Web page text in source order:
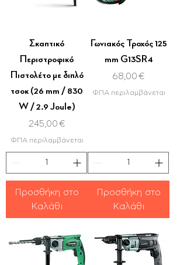
Σκαπτικό
Περιστροφικό
Πιστολέτο με διπλό
τσοκ (26 mm / 830
W / 2.9 Joule)
Τιμή
245,00 €
ΦΠΑ περιλαμβάνεται
Προσθήκη στο
Καλάθι
Γωνιακός Τροχός 125
mm G13SR4
Τιμή
68,00 €
ΦΠΑ περιλαμβάνεται
Προσθήκη στο
Καλάθι